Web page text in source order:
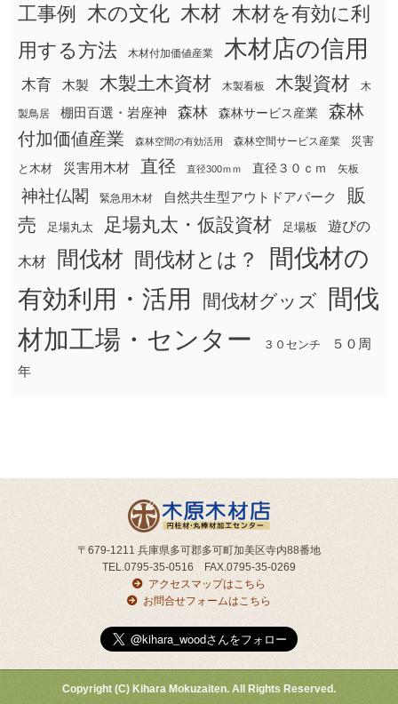
工事例
木の文化 木材 木材を有効に利
用する方法
木材付加価値産業 木材店の信用
木育 木製 木製土木資材 木製看板 木製資材 木
製鳥居 棚田百選・岩座神 森林 森林サービス産業
森林
付加価値産業
森林空間の有効活用 森林空間サービス産業 災害
と木材 災害用木材 直径 直径300ｍｍ 直径３０ｃｍ 矢板
神社仏閣 緊急用木材 自然共生型アウトドアパーク
販
売
足場丸太 足場丸太・仮設資材 足場板 遊びの
木材 間伐材 間伐材とは？
間伐材の
有効利用・活用
間伐材グッズ
間伐
材加工場・センター
３０センチ
５０周
年
〒679-1211 兵庫県多可郡多可町加美区寺内88番地
TEL.0795-35-0516 FAX.0795-35-0269
アクセスマップはこちら
お問合せフォームはこちら
Copyright (C) Kihara Mokuzaiten. All Rights Reserved.